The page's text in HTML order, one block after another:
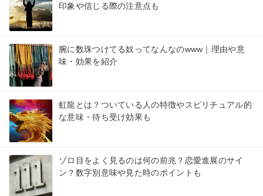
印象や信じる際の注意点も
腕に数珠つけてる奴ってなんなのwww｜理由や意
味・効果を紹介
虹龍とは？ついている人の特徴やスピリチュアル的
な意味・待ち受け効果も
ゾロ目をよく見るのは何の前兆？恋愛進展のサイ
ン？数字別意味や見た時のポイントも